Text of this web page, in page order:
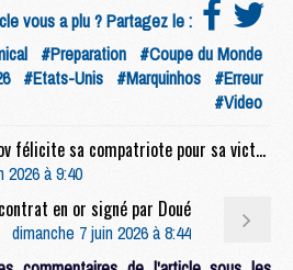
vous a plu ? Partagez le :
#Preparation #Coupe du Monde
#Etats-Unis #Marquinhos #Erreur
#Video
Divers : Safonov félicite sa compatriote pour sa victoire à Roland-Garros
2026 à 9:40
en or signé par Doué
dimanche 7 juin 2026 à 8:44